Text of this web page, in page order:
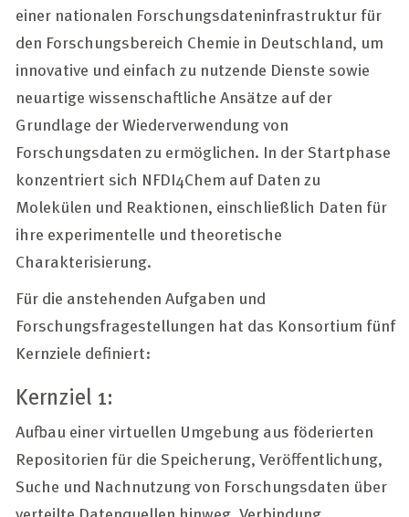
einer nationalen Forschungsdateninfrastruktur für
den Forschungsbereich Chemie in Deutschland, um
innovative und einfach zu nutzende Dienste sowie
neuartige wissenschaftliche Ansätze auf der
Grundlage der Wiederverwendung von
Forschungsdaten zu ermöglichen. In der Startphase
konzentriert sich NFDI4Chem auf Daten zu
Molekülen und Reaktionen, einschließlich Daten für
ihre experimentelle und theoretische
Charakterisierung.
Für die anstehenden Aufgaben und
Forschungsfragestellungen hat das Konsortium fünf
Kernziele definiert:
Kernziel 1:
Aufbau einer virtuellen Umgebung aus föderierten
Repositorien für die Speicherung, Veröffentlichung,
Suche und Nachnutzung von Forschungsdaten über